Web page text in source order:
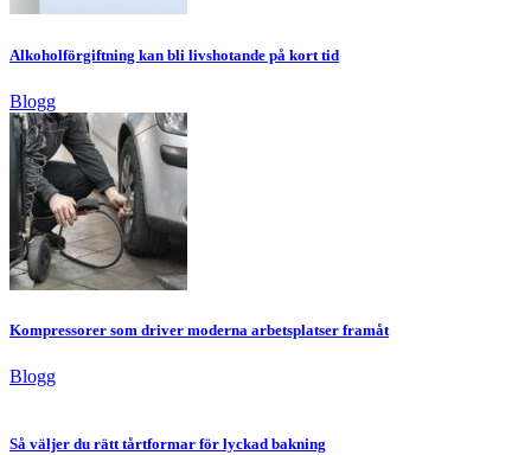
Alkoholförgiftning kan bli livshotande på kort tid
Blogg
Kompressorer som driver moderna arbetsplatser framåt
Blogg
Så väljer du rätt tårtformar för lyckad bakning